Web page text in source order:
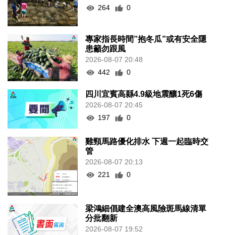
264
0
專家指長時間”抱冬瓜”或有安全隱
患籲勿跟風
2026-08-07 20:48
442
0
四川宜賓高縣4.9級地震釀1死6傷
2026-08-07 20:45
197
0
雞頸馬路優化排水 下週一起臨時交
管
2026-08-07 20:13
221
0
梁鴻細倡建全澳高風險斑馬線清單
分批翻新
2026-08-07 19:52